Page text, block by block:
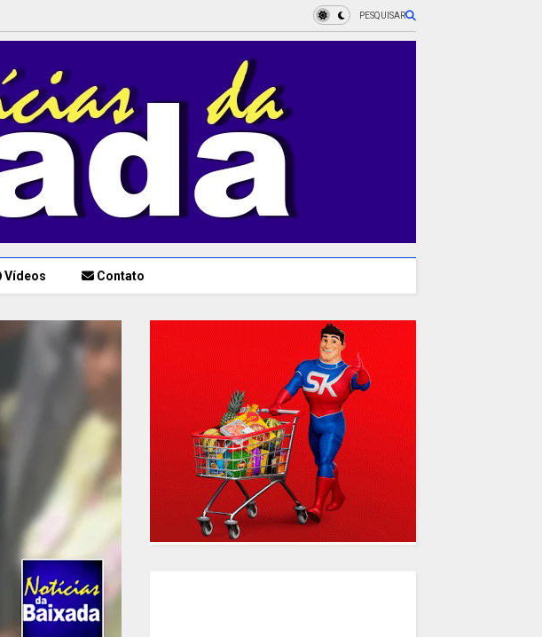
PESQUISAR
Vídeos Contato